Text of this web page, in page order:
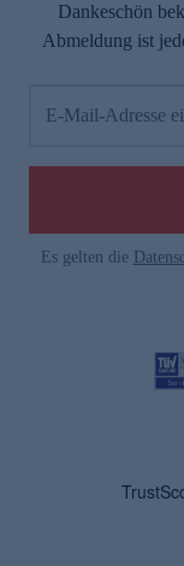
Dankeschön
Abmeldung ist
E-Mail-Adresse
Es gelten die